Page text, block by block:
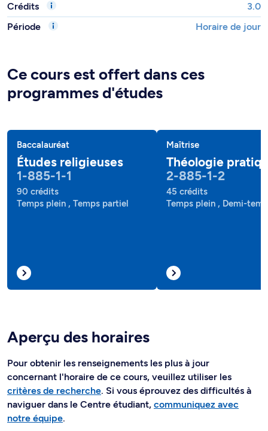
Crédits
3.0
Période
Horaire de jour
Ce cours est offert dans ces
programmes d'études
Baccalauréat
Études religieuses
1-885-1-1
90 crédits
Temps plein , Temps partiel
Maîtrise
Théologie
2-885-1-2
45 crédits
Temps plein , Demi-
Aperçu des horaires
Pour obtenir les renseignements les plus à jour
concernant l'horaire de ce cours, veuillez utiliser les
critères de recherche. Si vous éprouvez des difficultés à
naviguer dans le Centre étudiant, communiquez avec
notre équipe.